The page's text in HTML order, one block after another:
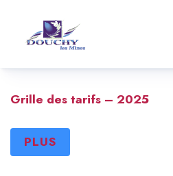
principal
Grille des tarifs – 2025
PLUS